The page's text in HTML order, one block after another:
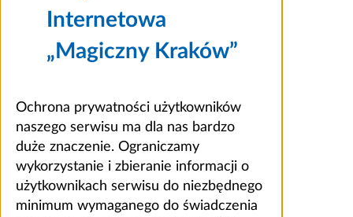
Internetowa
„Magiczny Kraków”
Ochrona prywatności użytkowników
naszego serwisu ma dla nas bardzo
duże znaczenie. Ograniczamy
wykorzystanie i zbieranie informacji o
użytkownikach serwisu do niezbędnego
minimum wymaganego do świadczenia